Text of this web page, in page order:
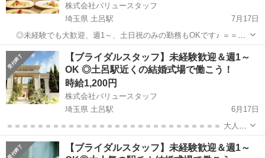
株式会社バリュースタッフ
埼玉県 土呂駅
7月17日
＝＝＝＝＝＝＝＝＝＝＝＝＝＝＝＝＝＝＝＝＝＝＝＝＝ 大人気な大宮
の結婚式場"大宮アートグレイス"でサービス業務！ ＝＝＝＝＝...
埼玉 さいたま市 土呂駅 結婚式場 スタッフ
【ブライダルスタッフ】未経験歓迎＆週1～
OK ◎土呂駅近くの結婚式場で働こう！
時給1,200円
株式会社バリュースタッフ
埼玉県 土呂駅
6月17日
＝＝＝＝＝＝＝＝＝＝＝＝＝＝＝＝＝＝＝＝＝＝＝＝＝＝＝＝ 大人気
な大宮の結婚式場"大宮アートグレイス"でサービス業務！ 未経験でも
大歓迎、週1～、土日祝のみの勤務もOKです♪ ＝＝＝＝＝＝＝＝＝＝
埼玉 さいたま市 土呂駅 結婚式場 スタッフ
【ブライダルスタッフ】未経験歓迎＆週1～